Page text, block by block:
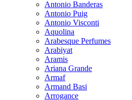
Antonio Banderas
Antonio Puig
Antonio Visconti
Aquolina
Arabesque Perfumes
Arabiyat
Aramis
Ariana Grande
Armaf
Armand Basi
Arrogance